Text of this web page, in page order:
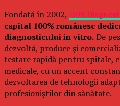
Fondată în 2002, DDS
capital 100% românesc
diagnosticului in vitro.De
dezvoltă, produce și
testare rapidă pentru spitale,
medicale, cu un accent
dezvoltarea de tehnologii
profesioniștilor din sănătate.